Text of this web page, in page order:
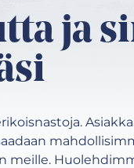
ja
meille.